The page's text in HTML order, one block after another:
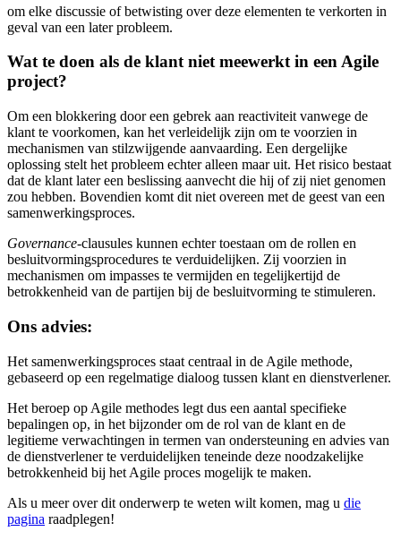
om elke discussie of betwisting over deze elementen te verkorten in
geval van een later probleem.
Wat te doen als de klant niet meewerkt in een Agile
project?
Om een blokkering door een gebrek aan reactiviteit vanwege de
klant te voorkomen, kan het verleidelijk zijn om te voorzien in
mechanismen van stilzwijgende aanvaarding. Een dergelijke
oplossing stelt het probleem echter alleen maar uit. Het risico bestaat
dat de klant later een beslissing aanvecht die hij of zij niet genomen
zou hebben. Bovendien komt dit niet overeen met de geest van een
samenwerkingsproces.
Governance-clausules kunnen echter toestaan om de rollen en
besluitvormingsprocedures te verduidelijken. Zij voorzien in
mechanismen om impasses te vermijden en tegelijkertijd de
betrokkenheid van de partijen bij de besluitvorming te stimuleren.
Ons advies:
Het samenwerkingsproces staat centraal in de Agile methode,
gebaseerd op een regelmatige dialoog tussen klant en dienstverlener.
Het beroep op Agile methodes legt dus een aantal specifieke
bepalingen op, in het bijzonder om de rol van de klant en de
legitieme verwachtingen in termen van ondersteuning en advies van
de dienstverlener te verduidelijken teneinde deze noodzakelijke
betrokkenheid bij het Agile proces mogelijk te maken.
Als u meer over dit onderwerp te weten wilt komen, mag u die
pagina raadplegen!